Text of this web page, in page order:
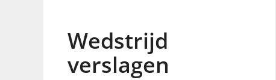
Wedstrijd
verslagen